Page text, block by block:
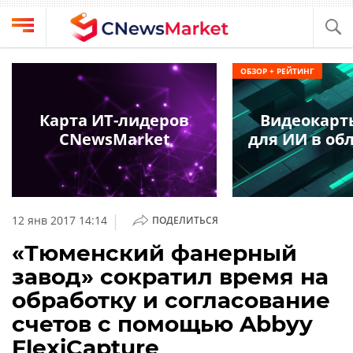
Выбрать
провайдера
Компании
обзоры
кабинет
О
проекте
CNews
CNews
Конференции
Техника
12 янв 2017 14:14 | ПОДЕЛИТЬСЯ
«Тюменский фанерный
завод» сократил время на
обработку и согласование
счетов с помощью Abbyy
FlexiCapture
Карта ИТ-лидеров
CNewsMarket
для ИИ в
ОБЗОР + РЕЙТИНГ